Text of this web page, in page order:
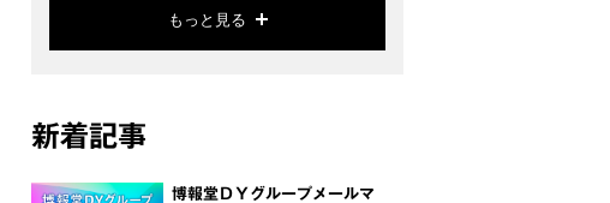
もっと見る
新着記事
博報堂ＤＹグループメールマ